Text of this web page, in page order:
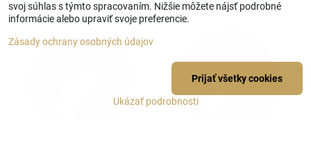
svoj súhlas s týmto spracovaním. Nižšie môžete nájsť podrobné
informácie alebo upraviť svoje preferencie.
Zásady ochrany osobných údajov
Ukázať podrobnosti
Prijať všetky cookies